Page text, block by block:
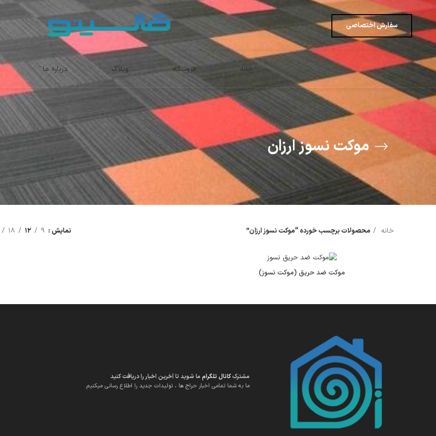
سفارش اختصاصی
خانه فروشگاه وبلاگ درباره ما
موکت نسوز ارزان
خانه محصولات برچسب خورده “موکت نسوز ارزان” نمایش 9
12
18
موکت ضد حریق (موکت نسوز)
مشترککانال تلگرام ما شوید تا آخرین اخبار را دریافت کنید
ما به شما تمامی اخبار حراج ها ، تولیدات جدید را اطلاع رسانی میکنیم.